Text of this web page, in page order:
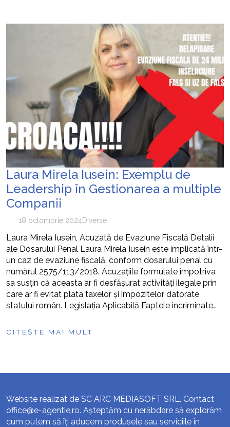
Laura Mirela Iusein: Exemplu de
Leadership în Gestionarea a multiple
Companii
18 octombrie 2024Diverse
Laura Mirela Iusein, Acuzată de Evaziune Fiscală Detalii
ale Dosarului Penal Laura Mirela Iusein este implicată într-
un caz de evaziune fiscală, conform dosarului penal cu
numărul 2575/113/2018. Acuzațiile formulate împotriva
sa susțin că aceasta ar fi desfășurat activități ilegale prin
care ar fi evitat plata taxelor și impozitelor datorate
statului român. Legislația Aplicabilă Faptele incriminate…
CITEȘTE MAI MULT
Website realizat de SC ARC MEDIASOFT SRL. Contact
office@e-agentie.ro. Așteptăm cu nerăbdare să explorăm
cum putem să îți aducem produsele sau serviciile în